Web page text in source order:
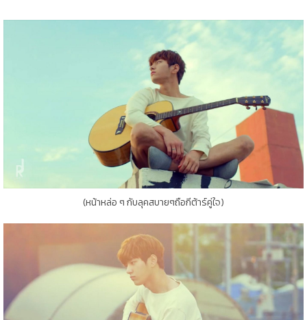
(หน้าหล่อ ๆ กับลุคสบายๆถือกีต้าร์คู่ใจ)